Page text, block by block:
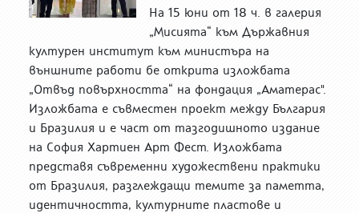
На 15 юни от 18 ч. в галерия
„Мисията“ към Държавния
културен институт към министъра на
външните работи бе открита изложбата
„Отвъд повърхността“ на фондация „Аматерас".
Изложбата е съвместен проект между България
и Бразилия и е част от тазгодишното издание
на София Хартиен Арт Фест. Изложбата
представя съвременни художествени практики
от Бразилия, разглеждащи темите за паметта,
идентичността, културните пластове и